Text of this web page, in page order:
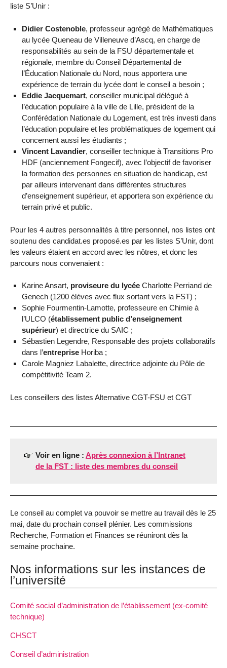
liste S’Unir :
Didier Costenoble, professeur agrégé de Mathématiques
au lycée Queneau de Villeneuve d’Ascq, en charge de
responsabilités au sein de la FSU départementale et
régionale, membre du Conseil Départemental de
l’Éducation Nationale du Nord, nous apportera une
expérience de terrain du lycée dont le conseil a besoin ;
Eddie Jacquemart, conseiller municipal délégué à
l’éducation populaire à la ville de Lille, président de la
Conférédation Nationale du Logement, est très investi dans
l’éducation populaire et les problématiques de logement qui
concernent aussi les étudiants ;
Vincent Lavandier, conseiller technique à Transitions Pro
HDF (anciennement Fongecif), avec l’objectif de favoriser
la formation des personnes en situation de handicap, est
par ailleurs intervenant dans différentes structures
d’enseignement supérieur, et apportera son expérience du
terrain privé et public.
Pour les 4 autres personnalités à titre personnel, nos listes ont
soutenu des candidat.es proposé.es par les listes S’Unir, dont
les valeurs étaient en accord avec les nôtres, et donc les
parcours nous convenaient :
Karine Ansart, proviseure du lycéeCharlotte Perriand de
Genech (1200 élèves avec flux sortant vers la FST) ;
Sophie Fourmentin-Lamotte, professeure en Chimie à
l’ULCO (établissement public d’enseignement
supérieur) et directrice du SAIC ;
Sébastien Legendre, Responsable des projets collaboratifs
dans l’entrepriseHoriba ;
Carole Magniez Labalette, directrice adjointe du Pôle de
compétitivité Team 2.
Les conseillers des listes Alternative CGT-FSU et CGT
Voir en ligne : Après connexion à l’Intranet
de la FST : liste des membres du conseil
Le conseil au complet va pouvoir se mettre au travail dès le 25
mai, date du prochain conseil plénier. Les commissions
Recherche, Formation et Finances se réuniront dès la
semaine prochaine.
Nos informations sur les instances de
l’université
Comité social d’administration de l’établissement (ex-comité
technique)
CHSCT
Conseil d’administration